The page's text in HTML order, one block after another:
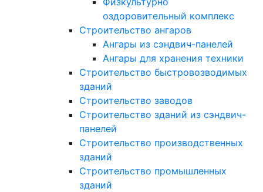
оздоровительный комплекс
Строительство ангаров
Ангары из сэндвич-панелей
Ангары для хранения техники
Строительство быстровозводимых
зданий
Строительство заводов
Строительство зданий из сэндвич-
панелей
Строительство производственных
зданий
Строительство промышленных
зданий